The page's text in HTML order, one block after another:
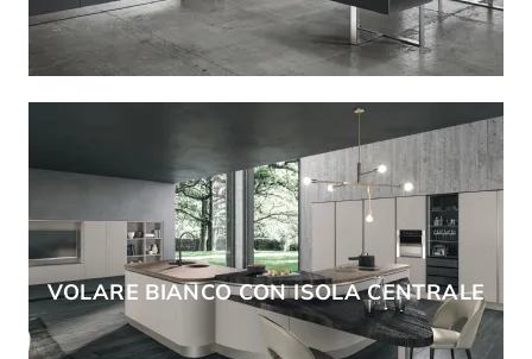
VOLARE BIANCO CON ISOLA CENTRALE